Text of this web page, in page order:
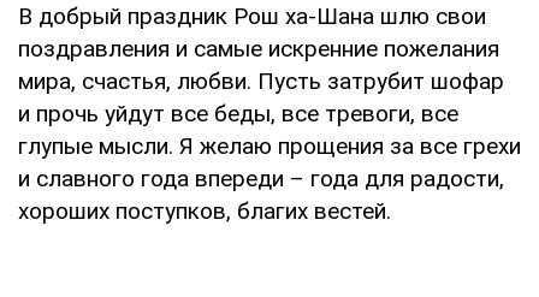
В добрый праздник Рош ха-Шана шлю свои
поздравления и самые искренние пожелания
мира, счастья, любви. Пусть затрубит шофар
и прочь уйдут все беды, все тревоги, все
глупые мысли. Я желаю прощения за все грехи
и славного года впереди – года для радости,
хороших поступков, благих вестей.